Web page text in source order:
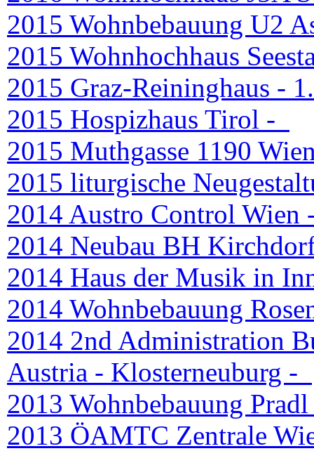
2015 Wohnbebauung U2
2015 Wohnhochhaus
2015 Graz-Reininghaus -
2015 Hospizhaus Tirol -
2015 Muthgasse 1190
2015 liturgische
2014 Austro Control Wien
2014 Neubau BH
2014 Haus der Musik in
2014 Wohnbebauung
2014 2nd Administration
Austria - Klosterneuburg -
2013 Wohnbebauung
2013 ÖAMTC Zentrale